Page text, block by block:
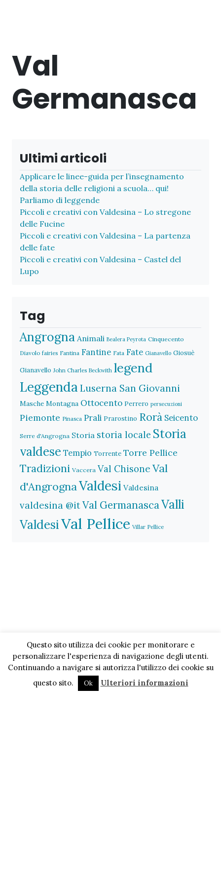
Val
Germanasca
Ultimi articoli
Applicare le linee-guida per l’insegnamento
della storia delle religioni a scuola… qui!
Parliamo di leggende
Piccoli e creativi con Valdesina – Lo stregone
delle Fucine
Piccoli e creativi con Valdesina – La partenza
delle fate
Piccoli e creativi con Valdesina – Castel del
Lupo
Tag
Angrogna Animali Bealera Peyrota Cinquecento
Diavolo fairies Fantina Fantine Fata Fate Gianavello Giosuè
Gianavello John Charles Beckwith legend
Leggenda Luserna San Giovanni
Masche Montagna Ottocento Perrero persecuzioni
Piemonte Pinasca Prali Prarostino Rorà Seicento
Serre d'Angrogna Storia storia locale Storia
valdese Tempio Torrente Torre Pellice
Tradizioni Vaccera Val Chisone Val
d'AngrognaValdesi Valdesina
valdesina @itVal GermanascaValli
ValdesiVal Pellice Villar Pellice
Questo sito utilizza dei cookie per monitorare e
personalizzare l'esperienza di navigazione degli utenti.
Continuando a navigare si autorizza l'utilizzo dei cookie su
questo sito.
Ok Ulteriori informazioni